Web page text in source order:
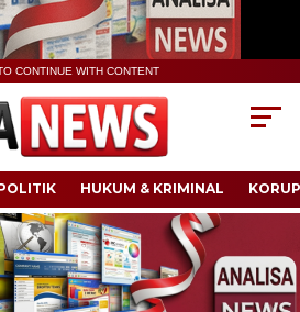
CONTINUE WITH CONTENT
HUKUM & KRIMINAL